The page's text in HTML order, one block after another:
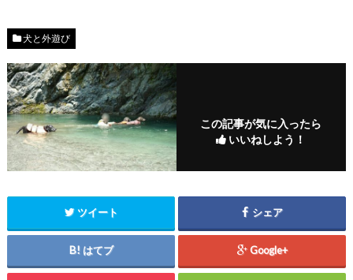
犬と外遊び
この記事が気に入ったら
いいねしよう！
ツイート シェア
はてブ Google+